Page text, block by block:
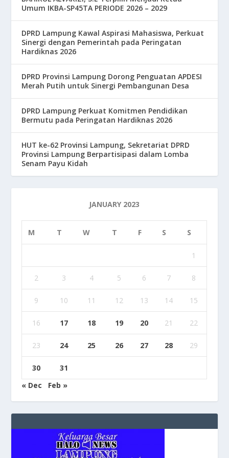
Umum IKBA-SP45TA PERIODE 2026 – 2029
DPRD Lampung Kawal Aspirasi Mahasiswa, Perkuat
Sinergi dengan Pemerintah pada Peringatan
Hardiknas 2026
DPRD Provinsi Lampung Dorong Penguatan APDESI
Merah Putih untuk Sinergi Pembangunan Desa
DPRD Lampung Perkuat Komitmen Pendidikan
Bermutu pada Peringatan Hardiknas 2026
HUT ke-62 Provinsi Lampung, Sekretariat DPRD
Provinsi Lampung Berpartisipasi dalam Lomba
Senam Payu Kidah
JANUARY 2023
M T W T F S S
1
2 3 4 5 6 7 8
9 10 11 12 13 14 15
16 17 18 19 20 21 22
23 24 25 26 27 28 29
30
31
« Dec
Feb »